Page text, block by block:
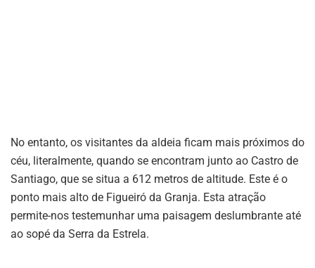
No entanto, os visitantes da aldeia ficam mais próximos do
céu, literalmente, quando se encontram junto ao Castro de
Santiago, que se situa a 612 metros de altitude. Este é o
ponto mais alto de Figueiró da Granja. Esta atração
permite-nos testemunhar uma paisagem deslumbrante até
ao sopé da Serra da Estrela.